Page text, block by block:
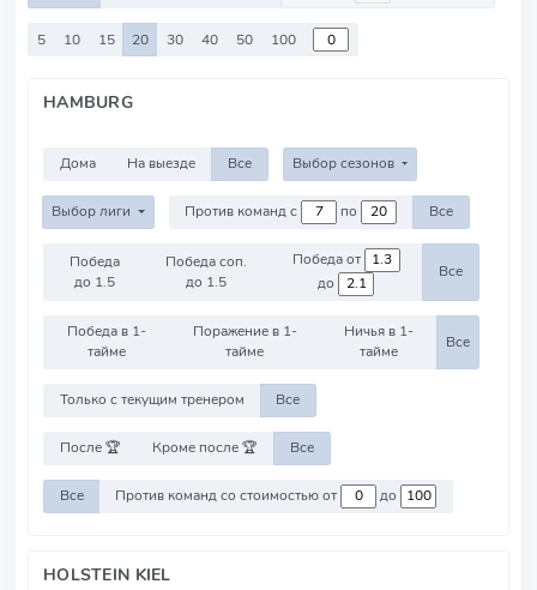
5 10 15 20 30 40 50 100
HAMBURG
Дома На выезде Все Выбор сезонов
Выбор лиги Против команд с по Все
Победа
до 1.5
Победа соп.
до 1.5
Победа от
до
Все
Победа в 1-
тайме
Поражение в 1-
тайме
Ничья в 1-
тайме
Все
Только с текущим тренером Все
После 🏆 Кроме после 🏆 Все
Все Против команд со стоимостью от до
HOLSTEIN KIEL